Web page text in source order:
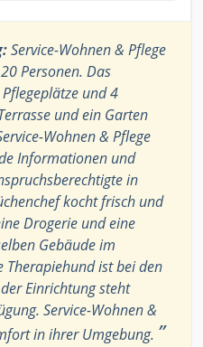
Service-Wohnen & Pflege
Personen. Das
und 4
und ein Garten
Wohnen & Pflege
Informationen und
in
kocht frisch und
Drogerie und eine
Gebäude im
Therapiehund ist bei den
Einrichtung steht
Service-Wohnen &
in ihrer Umgebung. ”